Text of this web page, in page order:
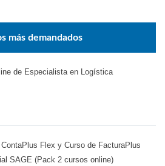
más demandados
de Especialista en Logística
Flex y Curso de FacturaPlus
SAGE (Pack 2 cursos online)